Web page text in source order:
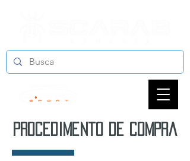
procedimento de compra